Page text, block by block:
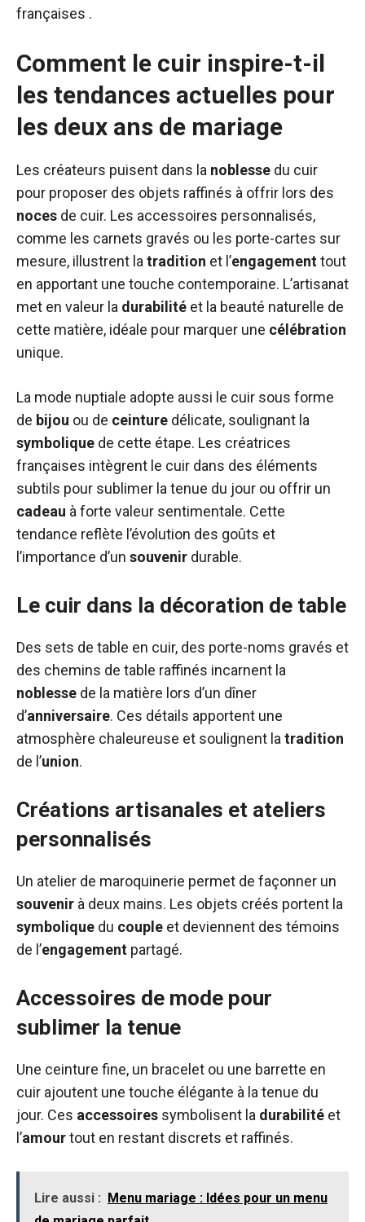
françaises .
Comment le cuir inspire-t-il
les tendances actuelles pour
les deux ans de mariage
Les créateurs puisent dans la noblesse du cuir
pour proposer des objets raffinés à offrir lors des
noces de cuir. Les accessoires personnalisés,
comme les carnets gravés ou les porte-cartes sur
mesure, illustrent la tradition et l’engagementtout
en apportant une touche contemporaine. L’artisanat
met en valeur la durabilité et la beauté naturelle de
cette matière, idéale pour marquer une célébration
unique.
La mode nuptiale adopte aussi le cuir sous forme
de bijou ou de ceinture délicate, soulignant la
symbolique de cette étape. Les créatrices
françaises intègrent le cuir dans des éléments
subtils pour sublimer la tenue du jour ou offrir un
cadeau à forte valeur sentimentale. Cette
tendance reflète l’évolution des goûts et
l’importance d’un souvenir durable.
Le cuir dans la décoration de table
Des sets de table en cuir, des porte-noms gravés et
des chemins de table raffinés incarnent la
noblesse de la matière lors d’un dîner
d’anniversaire. Ces détails apportent une
atmosphère chaleureuse et soulignent la tradition
de l’union.
Créations artisanales et ateliers
personnalisés
Un atelier de maroquinerie permet de façonner un
souvenir à deux mains. Les objets créés portent la
symbolique du couple et deviennent des témoins
de l’engagement partagé.
Accessoires de mode pour
sublimer la tenue
Une ceinture fine, un bracelet ou une barrette en
cuir ajoutent une touche élégante à la tenue du
jour. Ces accessoires symbolisent la durabilité et
l’amourtout en restant discrets et raffinés.
Lire aussi : Menu mariage : Idées pour un menu